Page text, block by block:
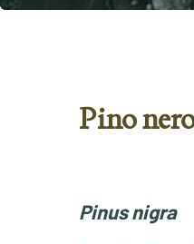
Pino
Pinus nigra